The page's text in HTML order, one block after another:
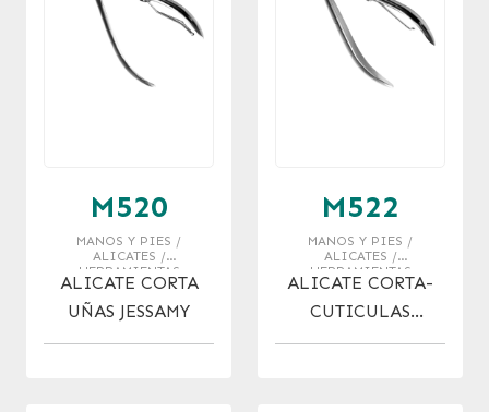
M520
MANOS Y PIES /
ALICATES /
HERRAMIENTAS
ALICATE CORTA
UÑAS JESSAMY
M522
MANOS Y PIES /
ALICATES /
HERRAMIENTAS
ALICATE CORTA-
CUTICULAS
GRANDE JESSAMY